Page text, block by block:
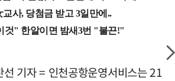
기자 = 인천공항운영서비스는 21